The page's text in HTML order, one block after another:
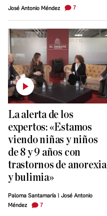
José Antonio Méndez 7
La alerta de los
expertos: «Estamos
viendo niñas y niños
de 8 y 9 años con
trastornos de anorexia
y bulimia»
Paloma Santamaría
José Antonio
Méndez
7